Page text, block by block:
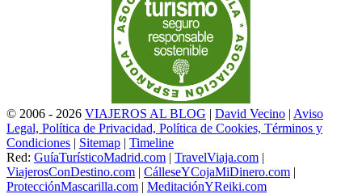
© 2006 - 2026 VIAJEROS AL BLOG | David Vecino | Aviso
Legal, Política de Privacidad, Política de Cookies, Términos y
Condiciones | Sitemap | Timeline
Red: GuíaTurísticoMadrid.com | TravelViaja.com |
ViajerosConDestino.com | CálleseYCojaMiDinero.com |
ProtecciónMascarilla.com | MeditaciónYReiki.com